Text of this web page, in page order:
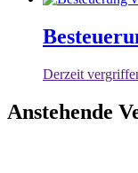
Derzeit
Anstehende